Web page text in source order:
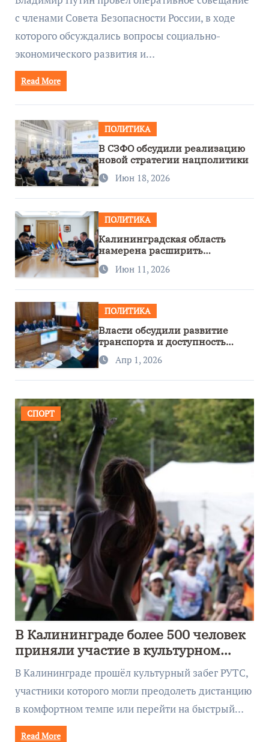
с членами Совета Безопасности России, в ходе
которого обсуждались вопросы социально-
экономического развития и…
Read More
ПОЛИТИКА
В СЗФО обсудили реализацию
новой стратегии нацполитики
Июн 18, 2026
ПОЛИТИКА
Калининградская область
намерена расширить
сотрудничество с Узбекистаном
Июн 11, 2026
ПОЛИТИКА
Власти обсудили развитие
транспорта и доступность
региона
Апр 1, 2026
СПОРТ
В Калининграде более 500 человек
приняли участие в культурном
забеге
В Калининграде прошёл культурный забег РУТС,
участники которого могли преодолеть дистанцию
в комфортном темпе или перейти на быстрый…
Read More